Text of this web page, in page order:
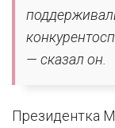
— сказал он.
Президентка